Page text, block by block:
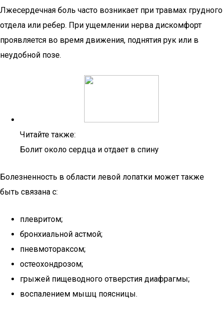
Лжесердечная боль часто возникает при травмах грудного
отдела или ребер. При ущемлении нерва дискомфорт
проявляется во время движения, поднятия рук или в
неудобной позе.
Читайте также:
Болит около сердца и отдает в спину
Болезненность в области левой лопатки может также
быть связана с:
плевритом;
бронхиальной астмой;
пневмотораксом;
остеохондрозом;
грыжей пищеводного отверстия диафрагмы;
воспалением мышц поясницы.